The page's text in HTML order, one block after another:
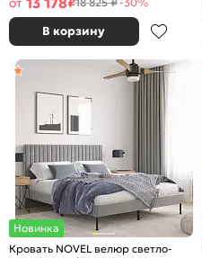
В корзину
Новинка
Кровать NOVEL велюр светло-